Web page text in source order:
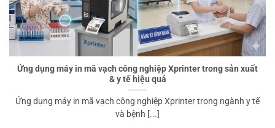
Ứng dụng máy in mã vạch công nghiệp Xprinter trong sản xuất
& y tế hiệu quả
Ứng dụng máy in mã vạch công nghiệp Xprinter trong ngành y tế
và bệnh [...]